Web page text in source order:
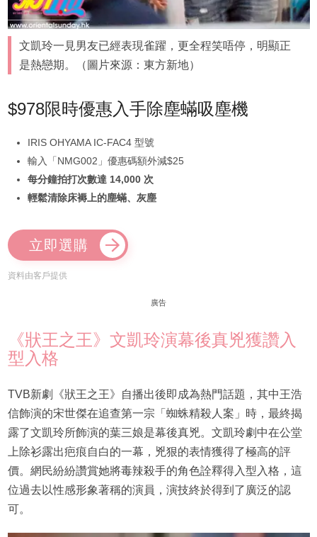
文凱玲一見男友已經表現雀躍，更全程笑唔停，明顯正
是熱戀期。（圖片來源：東方新地）
$978限時優惠入手除塵蟎吸塵機
IRIS OHYAMA IC-FAC4 型號
輸入「NMG002」優惠碼額外減$25
每分鐘拍打次數達 14,000 次
輕鬆清除床褥上的塵蟎、灰塵
立即選購
資料由客戶提供
廣告
《狀王之王》文凱玲演幕後真兇獲讚入
型入格
TVB新劇《狀王之王》自播出後即成為熱門話題，其中王浩
信飾演的宋世傑在追查第一宗「蜘蛛精殺人案」時，最終揭
露了文凱玲所飾演的葉三娘是幕後真兇。文凱玲劇中在公堂
上除衫露出疤痕自白的一幕，兇狠的表情獲得了極高的評
價。網民紛紛讚賞她將毒辣殺手的角色詮釋得入型入格，這
位過去以性感形象著稱的演員，演技終於得到了廣泛的認
可。